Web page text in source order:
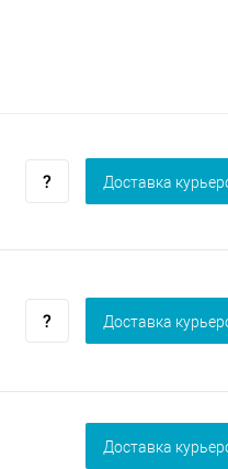
Доставка
Доставка
Доставка